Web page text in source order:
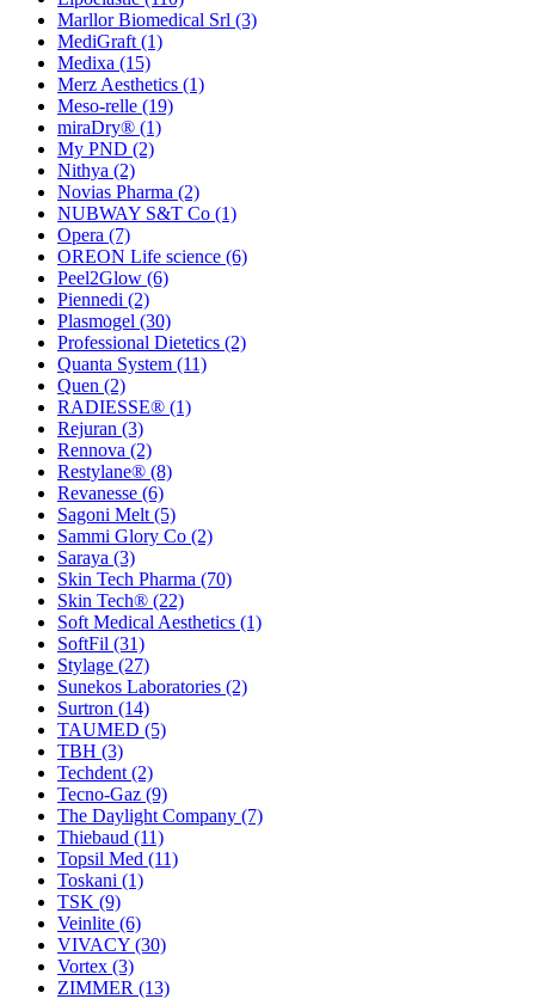
Marllor Biomedical Srl (3)
MediGraft (1)
Medixa (15)
Merz Aesthetics (1)
Meso-relle (19)
miraDry® (1)
My PND (2)
Nithya (2)
Novias Pharma (2)
NUBWAY S&T Co (1)
Opera (7)
OREON Life science (6)
Peel2Glow (6)
Piennedi (2)
Plasmogel (30)
Professional Dietetics (2)
Quanta System (11)
Quen (2)
RADIESSE® (1)
Rejuran (3)
Rennova (2)
Restylane® (8)
Revanesse (6)
Sagoni Melt (5)
Sammi Glory Co (2)
Saraya (3)
Skin Tech Pharma (70)
Skin Tech® (22)
Soft Medical Aesthetics (1)
SoftFil (31)
Stylage (27)
Sunekos Laboratories (2)
Surtron (14)
TAUMED (5)
TBH (3)
Techdent (2)
Tecno-Gaz (9)
The Daylight Company (7)
Thiebaud (11)
Topsil Med (11)
Toskani (1)
TSK (9)
Veinlite (6)
VIVACY (30)
Vortex (3)
ZIMMER (13)